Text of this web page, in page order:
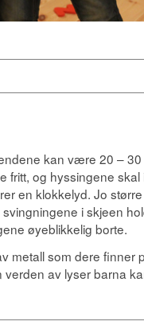
kan være 20 –
fritt, og hyssingene
en klokkelyd. Jo
i skjeen
øyeblikkelig borte.
metall som dere finner
av lyser barna